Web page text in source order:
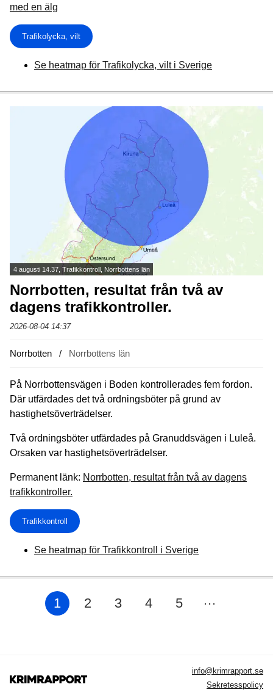
med en älg
Trafikolycka, vilt
Se heatmap för Trafikolycka, vilt i Sverige
4 augusti 14.37, Trafikkontroll, Norrbottens län
Norrbotten, resultat från två av
dagens trafikkontroller.
2026-08-04 14:37
Norrbotten Norrbottens län
På Norrbottensvägen i Boden kontrollerades fem fordon.
Där utfärdades det två ordningsböter på grund av
hastighetsöverträdelser.
Två ordningsböter utfärdades på Granuddsvägen i Luleå.
Orsaken var hastighetsöverträdelser.
Permanent länk: Norrbotten, resultat från två av dagens
trafikkontroller.
Trafikkontroll
Se heatmap för Trafikkontroll i Sverige
1 2 3 4 5 …
info@krimrapport.se
Sekretesspolicy